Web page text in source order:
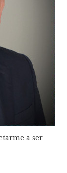
a ser